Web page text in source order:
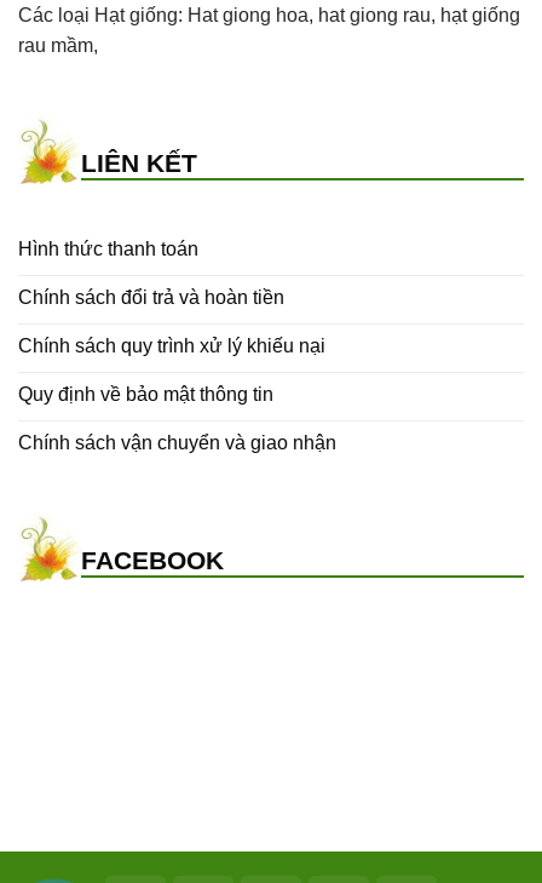
Các loại Hạt giống: Hat giong hoa, hat giong rau, hạt giống
rau mầm,
LIÊN KẾT
Hình thức thanh toán
Chính sách đổi trả và hoàn tiền
Chính sách quy trình xử lý khiếu nại
Quy định về bảo mật thông tin
Chính sách vận chuyển và giao nhận
FACEBOOK